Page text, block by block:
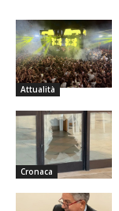
Attualità
Cronaca